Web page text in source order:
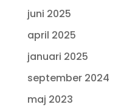
juni 2025
april 2025
januari 2025
september 2024
maj 2023